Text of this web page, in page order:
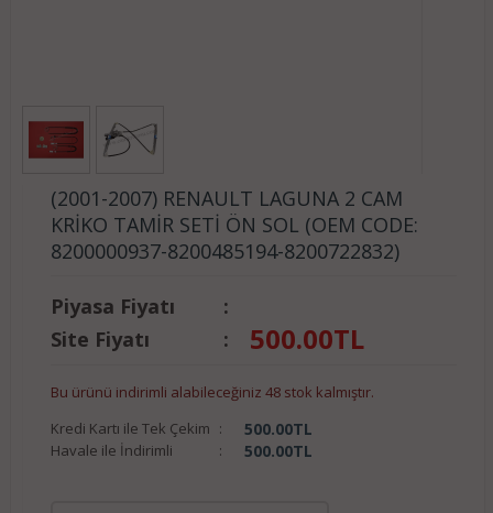
(2001-2007) RENAULT LAGUNA 2 CAM
KRİKO TAMİR SETİ ÖN SOL (OEM CODE:
8200000937-8200485194-8200722832)
Piyasa Fiyatı
:
Site Fiyatı
: 500.00TL
Bu ürünü indirimli alabileceğiniz 48 stok kalmıştır.
Kredi Kartı ile Tek Çekim : 500.00TL
Havale ile İndirimli : 500.00TL